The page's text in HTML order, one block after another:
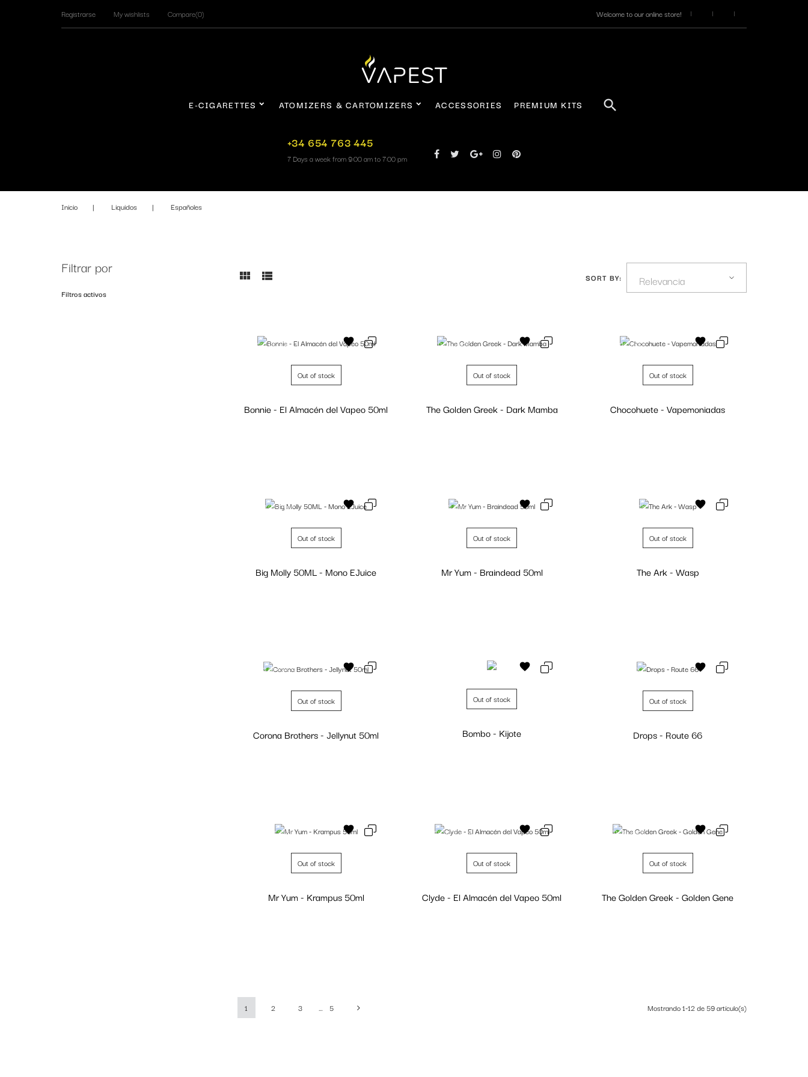
Registrarse My wishlists Compare(0) Welcome to our online store!
E-CIGARETTES ATOMIZERS & CARTOMIZERS ACCESSORIES PREMIUM KITS
+34 654 763 445
7 Days a week from 9:00 am to 7:00 pm
Inicio Liquidos Españoles
SORT BY: Relevancia
Fuera de stock
Out of stock
Bonnie - El Almacén del Vapeo 50ml
Fuera de stock
Out of stock
The Golden Greek - Dark Mamba
Fuera de stock
Out of stock
Chocohuete - Vapemoniadas
Fuera de stock
Out of stock
Big Molly 50ML - Mono EJuice
Fuera de stock
Out of stock
Mr Yum - Braindead 50ml
Fuera de stock
Out of stock
The Ark - Wasp
Fuera de stock
Out of stock
Corona Brothers - Jellynut 50ml
Out of stock
Bombo - Kijote
Fuera de stock
Out of stock
Drops - Route 66
Fuera de stock
Out of stock
Mr Yum - Krampus 50ml
Fuera de stock
Out of stock
Clyde - El Almacén del Vapeo 50ml
Fuera de stock
Out of stock
The Golden Greek - Golden Gene
Mostrando 1-12 de 59 artículo(s)
1 2 3 … 5
Filtrar por
Filtros activos